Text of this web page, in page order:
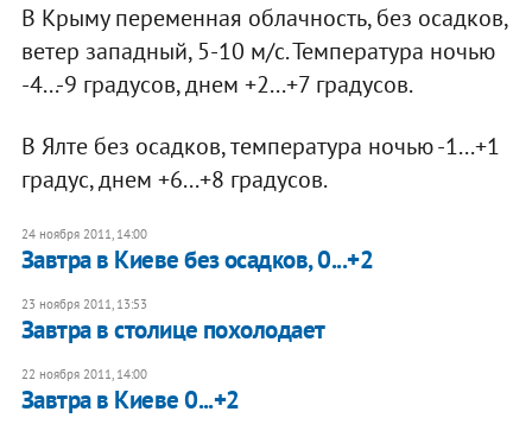
В Крыму переменная облачность, без осадков,
ветер западный, 5-10 м/с. Температура ночью
-4...-9 градусов, днем +2...+7 градусов.
В Ялте без осадков, температура ночью -1...+1
градус, днем +6...+8 градусов.
24 ноября 2011, 14:00
Завтра в Киеве без осадков, 0...+2
23 ноября 2011, 13:53
​Завтра в столице похолодает
22 ноября 2011, 14:00
Завтра в Киеве 0...+2